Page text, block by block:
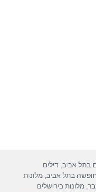
08/11/2018
בתל אביב,דילים
חופשה בתל אביב,מלונות
,מלונות בירושלים